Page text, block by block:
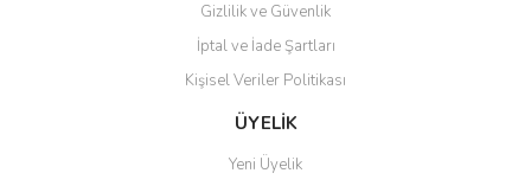
Gizlilik ve Güvenlik
İptal ve İade Şartları
Kişisel Veriler Politikası
ÜYELİK
Yeni Üyelik